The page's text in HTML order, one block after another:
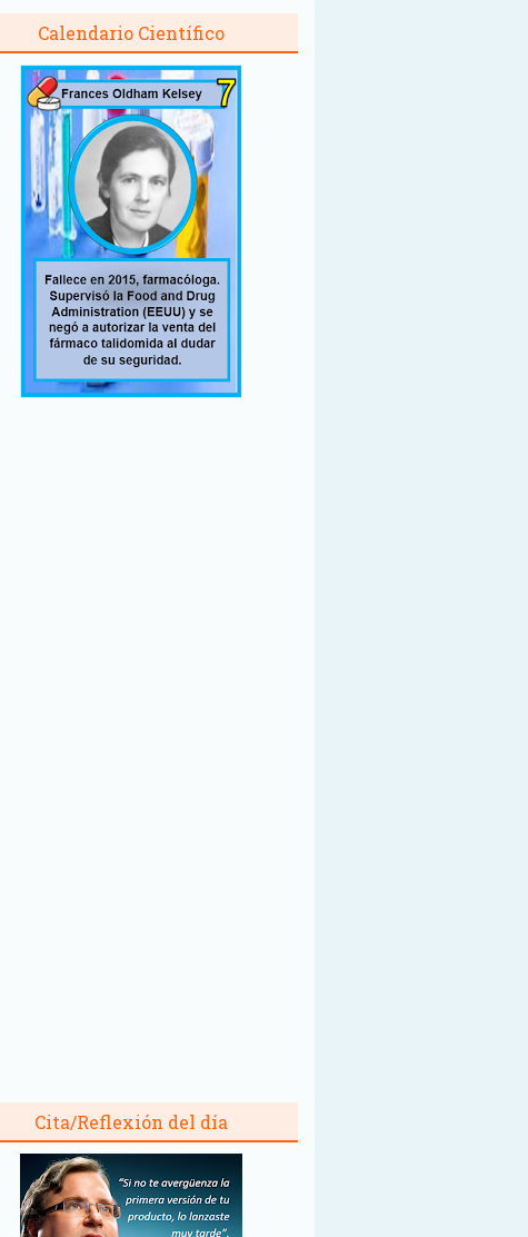
Calendario Científico
Cita/Reflexión del día